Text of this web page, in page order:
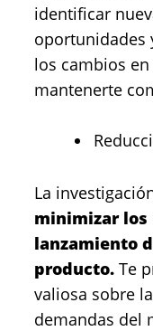
identificar
oportunidades
los cambios
mantenerte
La
minimizar los
lanzamiento
producto. Te
valiosa sobre
demandas del